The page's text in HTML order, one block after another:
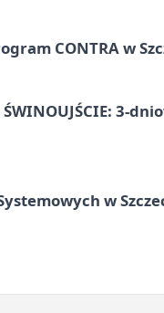
CONTRA w
ŚWINOUJŚCIE: 3-
w